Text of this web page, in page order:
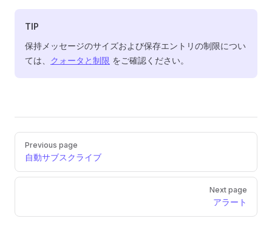
TIP
保持メッセージのサイズおよび保存エントリの制限につい
ては、 クォータと制限 をご確認ください。
PagerPrevious page
自動サブスクライブ
Next page
アラート